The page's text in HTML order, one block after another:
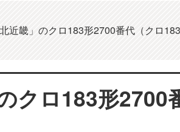
北近畿」のクロ183形2700番代（クロ
クロ183形2700